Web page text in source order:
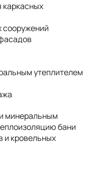
каркасных
сооружений
утеплителем
минеральным
бани
и кровельных